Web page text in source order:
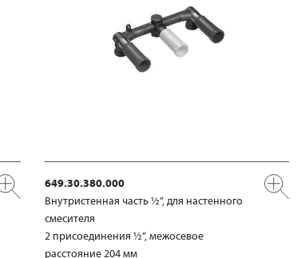
649.30.380.000
Внутристенная часть ½“, для настенного
смесителя
2 присоединения ½“, межосевое
расстояние 204 мм